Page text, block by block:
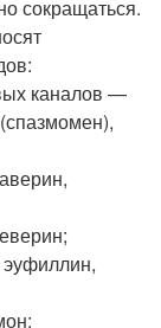
сокращаться.
каналов —